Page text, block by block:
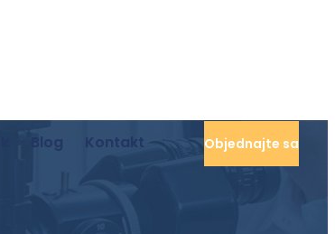
Objednajte sa
Blog Kontakt